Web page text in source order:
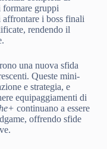
formare gruppi
affrontare i boss finali
rendendo il
una nuova sfida
Queste mini-
e strategia, e
equipaggiamenti di
continuano a essere
offrendo sfide